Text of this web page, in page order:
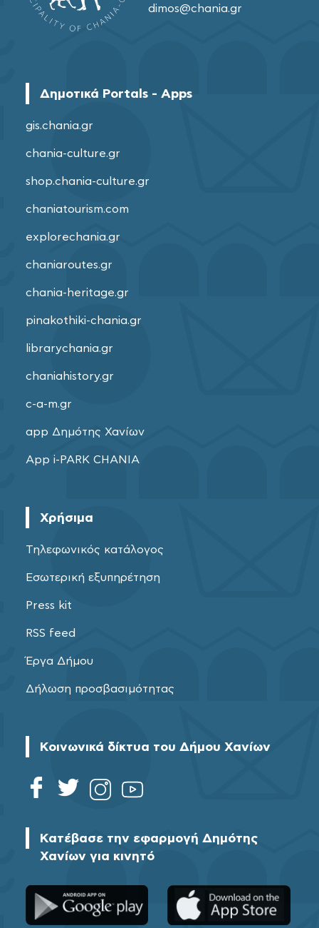
dimos@chania.gr
Δημοτικά Portals - Apps
gis.chania.gr
chania-culture.gr
shop.chania-culture.gr
chaniatourism.com
explorechania.gr
chaniaroutes.gr
chania-heritage.gr
pinakothiki-chania.gr
librarychania.gr
chaniahistory.gr
c-a-m.gr
app Δημότης Χανίων
App i-PARK CHANIA
Χρήσιμα
Τηλεφωνικός κατάλογος
Εσωτερική εξυπηρέτηση
Press kit
RSS feed
Έργα Δήμου
Δήλωση προσβασιμότητας
Κοινωνικά δίκτυα του Δήμου Χανίων
Κατέβασε την εφαρμογή Δημότης
Χανίων για κινητό